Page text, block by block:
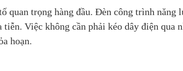
quan trọng hàng đầu. Đèn công trình năng
Việc không cần phải kéo dây điện qua
hoạn.